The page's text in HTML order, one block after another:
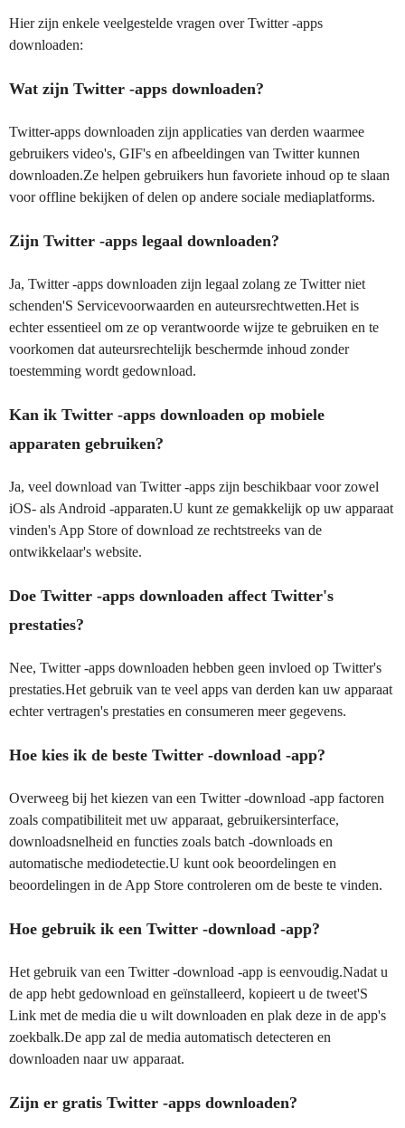
Hier zijn enkele veelgestelde vragen over Twitter -apps
downloaden:
Wat zijn Twitter -apps downloaden?
Twitter-apps downloaden zijn applicaties van derden waarmee
gebruikers video's, GIF's en afbeeldingen van Twitter kunnen
downloaden.Ze helpen gebruikers hun favoriete inhoud op te slaan
voor offline bekijken of delen op andere sociale mediaplatforms.
Zijn Twitter -apps legaal downloaden?
Ja, Twitter -apps downloaden zijn legaal zolang ze Twitter niet
schenden'S Servicevoorwaarden en auteursrechtwetten.Het is
echter essentieel om ze op verantwoorde wijze te gebruiken en te
voorkomen dat auteursrechtelijk beschermde inhoud zonder
toestemming wordt gedownload.
Kan ik Twitter -apps downloaden op mobiele
apparaten gebruiken?
Ja, veel download van Twitter -apps zijn beschikbaar voor zowel
iOS- als Android -apparaten.U kunt ze gemakkelijk op uw apparaat
vinden's App Store of download ze rechtstreeks van de
ontwikkelaar's website.
Doe Twitter -apps downloaden affect Twitter's
prestaties?
Nee, Twitter -apps downloaden hebben geen invloed op Twitter's
prestaties.Het gebruik van te veel apps van derden kan uw apparaat
echter vertragen's prestaties en consumeren meer gegevens.
Hoe kies ik de beste Twitter -download -app?
Overweeg bij het kiezen van een Twitter -download -app factoren
zoals compatibiliteit met uw apparaat, gebruikersinterface,
downloadsnelheid en functies zoals batch -downloads en
automatische mediodetectie.U kunt ook beoordelingen en
beoordelingen in de App Store controleren om de beste te vinden.
Hoe gebruik ik een Twitter -download -app?
Het gebruik van een Twitter -download -app is eenvoudig.Nadat u
de app hebt gedownload en geïnstalleerd, kopieert u de tweet'S
Link met de media die u wilt downloaden en plak deze in de app's
zoekbalk.De app zal de media automatisch detecteren en
downloaden naar uw apparaat.
Zijn er gratis Twitter -apps downloaden?